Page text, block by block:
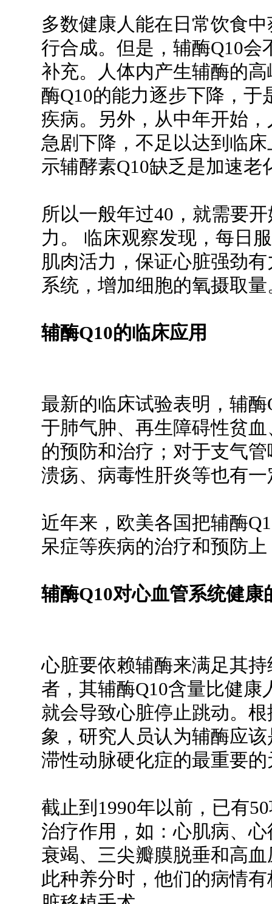
多数健康人能在日常饮食
行合成。但是，辅酶Q10
补充。人体内产生辅酶的
酶Q10的能力逐步下降，
疾病。另外，从中年开始
急剧下降，不足以达到临
示辅酵素Q10缺乏是加速老
所以一般年过40，就需要
力。 临床观察发现，每日
肌肉活力，保证心脏强劲
系统，增加细胞的氧摄
辅酶Q10的临床应用
最新的临床试验表明，辅
于肺气肿、再生障碍性贫
的预防和治疗；对于支气
溃疡、病毒性肝炎等也有
近年来，欧美各国把辅酶
呆症等疾病的治疗和预防
辅酶Q10对心血管系统健康
心脏要依赖辅酶来满足其
者，其辅酶Q10含量比健康
就会导致心脏停止跳动。
象，研究人员认为辅酶应
滞性动脉硬化症的最重要
截止到1990年以前，已有
治疗作用，如：心肌病、
衰竭、三尖瓣膜脱垂和高
此种养分时，他们的病情